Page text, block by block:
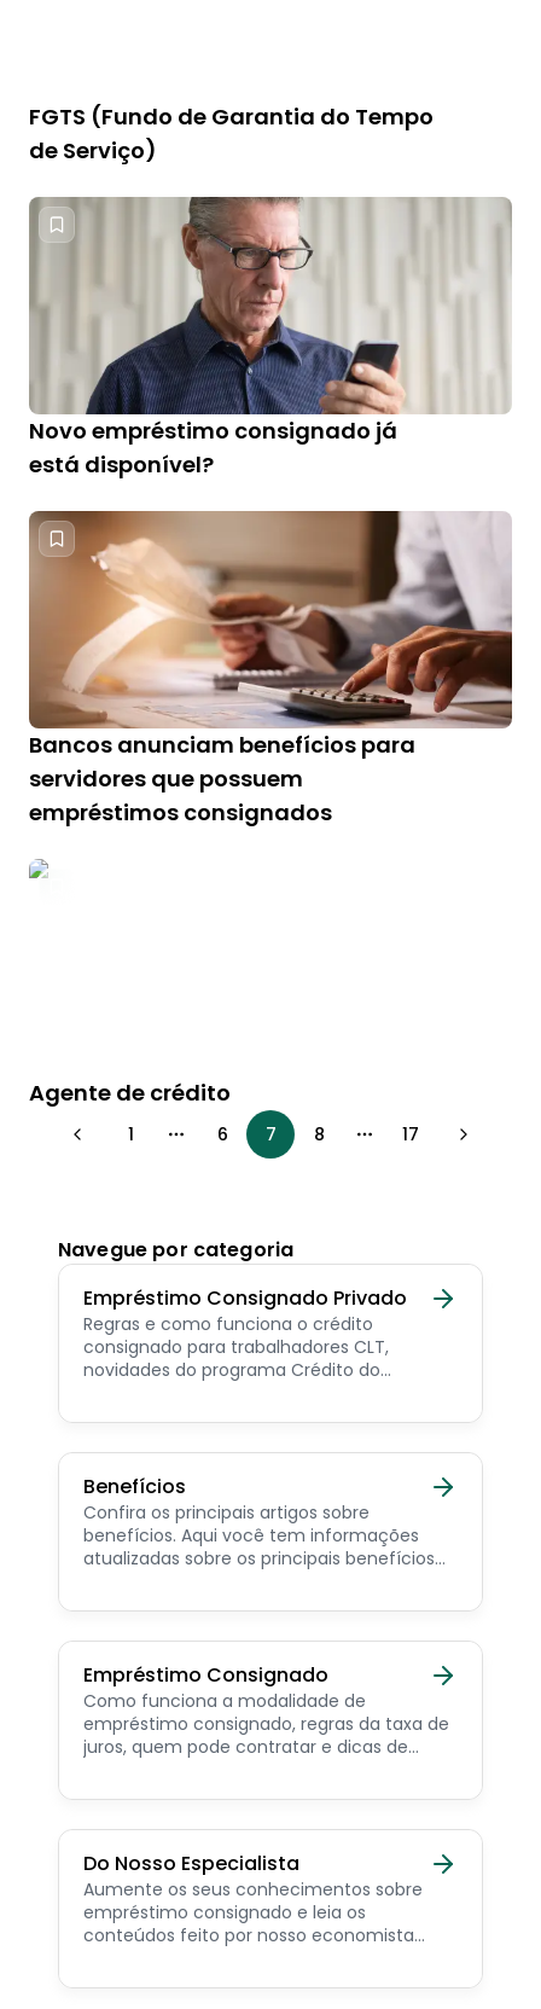
FGTS (Fundo de Garantia do Tempo
de Serviço)
Novo empréstimo consignado já
está disponível?
Bancos anunciam benefícios para
servidores que possuem
empréstimos consignados
Agente de crédito
1 More pages
6 7 8 More pages
17
Navegue por categoria
Empréstimo Consignado Privado
Regras e como funciona o crédito
consignado para trabalhadores CLT,
novidades do programa Crédito do
consignado privado.
Benefícios
Confira os principais artigos sobre
benefícios. Aqui você tem informações
atualizadas sobre os principais benefícios
pensionista e beneficiários de programas
Empréstimo Consignado
Como funciona a modalidade de
empréstimo consignado, regras da taxa de
juros, quem pode contratar e dicas de
Do Nosso Especialista
Aumente os seus conhecimentos sobre
empréstimo consignado e leia os
conteúdos feito por nosso economista